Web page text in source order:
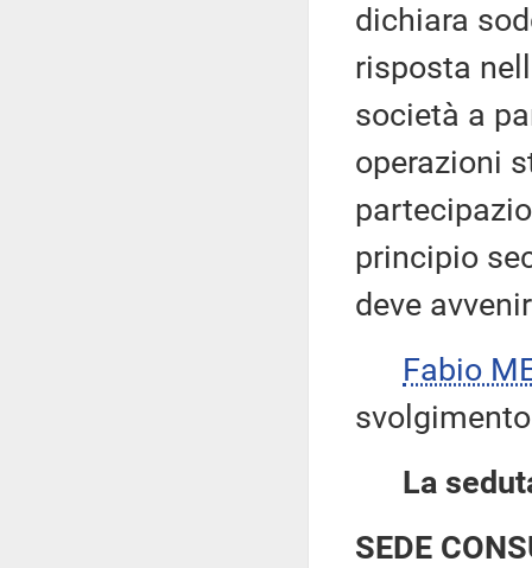
dichiara
risposta
società a
operazioni
principio
deve
Fabio
La
SEDE